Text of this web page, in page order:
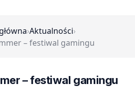
›Aktualności›
– festiwal gamingu
– festiwal gamingu